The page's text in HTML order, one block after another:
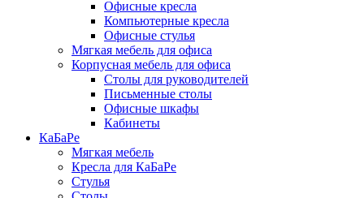
Офисные кресла
Компьютерные кресла
Офисные стулья
Мягкая мебель для офиса
Корпусная мебель для офиса
Столы для руководителей
Письменные столы
Офисные шкафы
Кабинеты
КаБаРе
Мягкая мебель
Кресла для КаБаРе
Стулья